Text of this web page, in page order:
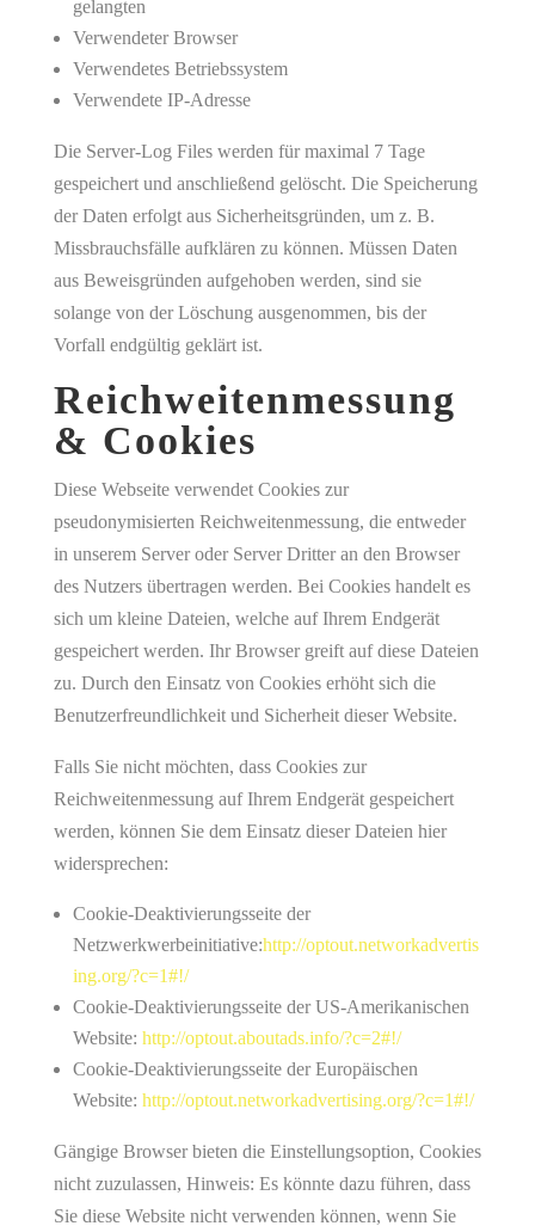
gelangten
Verwendeter Browser
Verwendetes Betriebssystem
Verwendete IP-Adresse
Die Server-Log Files werden für maximal 7 Tage
gespeichert und anschließend gelöscht. Die Speicherung
der Daten erfolgt aus Sicherheitsgründen, um z. B.
Missbrauchsfälle aufklären zu können. Müssen Daten
aus Beweisgründen aufgehoben werden, sind sie
solange von der Löschung ausgenommen, bis der
Vorfall endgültig geklärt ist.
Reichweitenmessung
& Cookies
Diese Webseite verwendet Cookies zur
pseudonymisierten Reichweitenmessung, die entweder
in unserem Server oder Server Dritter an den Browser
des Nutzers übertragen werden. Bei Cookies handelt es
sich um kleine Dateien, welche auf Ihrem Endgerät
gespeichert werden. Ihr Browser greift auf diese Dateien
zu. Durch den Einsatz von Cookies erhöht sich die
Benutzerfreundlichkeit und Sicherheit dieser Website.
Falls Sie nicht möchten, dass Cookies zur
Reichweitenmessung auf Ihrem Endgerät gespeichert
werden, können Sie dem Einsatz dieser Dateien hier
widersprechen:
Cookie-Deaktivierungsseite der
Netzwerkwerbeinitiative:http://optout.networkadvertis
ing.org/?c=1#!/
Cookie-Deaktivierungsseite der US-Amerikanischen
Website: http://optout.aboutads.info/?c=2#!/
Cookie-Deaktivierungsseite der Europäischen
Website: http://optout.networkadvertising.org/?c=1#!/
Gängige Browser bieten die Einstellungsoption, Cookies
nicht zuzulassen, Hinweis: Es könnte dazu führen, dass
Sie diese Website nicht verwenden können, wenn Sie